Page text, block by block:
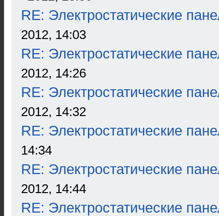
RE: Электростатические
2012, 14:03
RE: Электростатические
2012, 14:26
RE: Электростатические
2012, 14:32
RE: Электростатические
14:34
RE: Электростатические
2012, 14:44
RE: Электростатические